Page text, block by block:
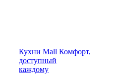
Кухни Mall Комфорт,
доступный
каждому